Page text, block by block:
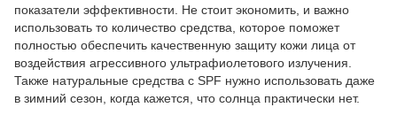
показатели эффективности. Не стоит экономить, и важно
использовать то количество средства, которое поможет
полностью обеспечить качественную защиту кожи лица от
воздействия агрессивного ультрафиолетового излучения.
Также натуральные средства с SPF нужно использовать даже
в зимний сезон, когда кажется, что солнца практически нет.